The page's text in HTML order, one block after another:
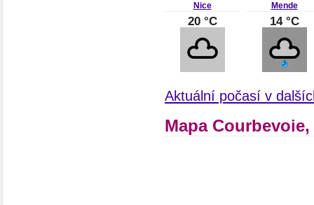
Nice
20 °C
Mende
14 °C
Aktuální počasí v
Mapa